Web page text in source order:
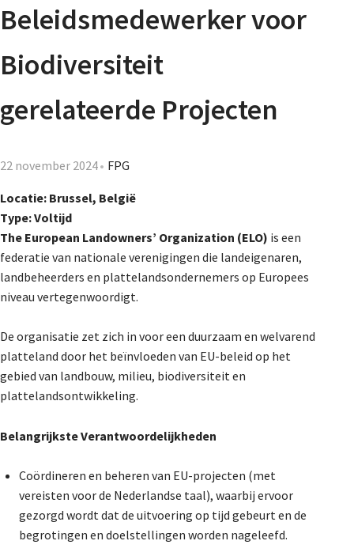
Beleidsmedewerker voor
Biodiversiteit
gerelateerde Projecten
22 november 2024 FPG
Locatie: Brussel, België
Type: Voltijd
The European Landowners’ Organization (ELO) is een
federatie van nationale verenigingen die landeigenaren,
landbeheerders en plattelandsondernemers op Europees
niveau vertegenwoordigt.
De organisatie zet zich in voor een duurzaam en welvarend
platteland door het beïnvloeden van EU-beleid op het
gebied van landbouw, milieu, biodiversiteit en
plattelandsontwikkeling.
Belangrijkste Verantwoordelijkheden
Coördineren en beheren van EU-projecten (met
vereisten voor de Nederlandse taal), waarbij ervoor
gezorgd wordt dat de uitvoering op tijd gebeurt en de
begrotingen en doelstellingen worden nageleefd.
Lidmaatschap
Dossiers
Contact